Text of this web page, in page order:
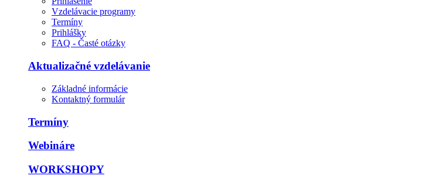
Vzdelávacie programy
Termíny
Prihlášky
FAQ - Časté otázky
Aktualizačné vzdelávanie
Základné informácie
Kontaktný formulár
Termíny
Webináre
WORKSHOPY